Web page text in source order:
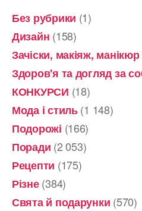
Без рубрики (1)
Дизайн (158)
Зачіски, макіяж, манікюр
Здоров'я та догляд за
КОНКУРСИ (18)
Мода і стиль(1 148)
Подорожі (166)
Поради (2 053)
Рецепти (175)
Різне(384)
Свята й подарунки (570)